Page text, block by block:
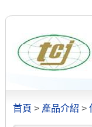
首頁 > 產品介紹 >